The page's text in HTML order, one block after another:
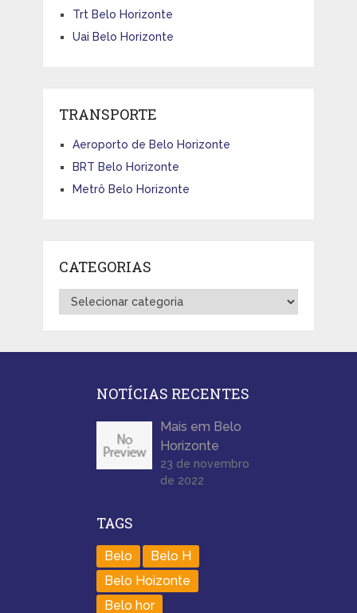
Trt Belo Horizonte
Uai Belo Horizonte
TRANSPORTE
Aeroporto de Belo Horizonte
BRT Belo Horizonte
Metrô Belo Horizonte
CATEGORIAS
Categorias
NOTÍCIAS RECENTES
Mais em Belo
Horizonte
23 de novembro
de 2022
TAGS
Belo
Belo H
Belo Hoizonte
Belo hor